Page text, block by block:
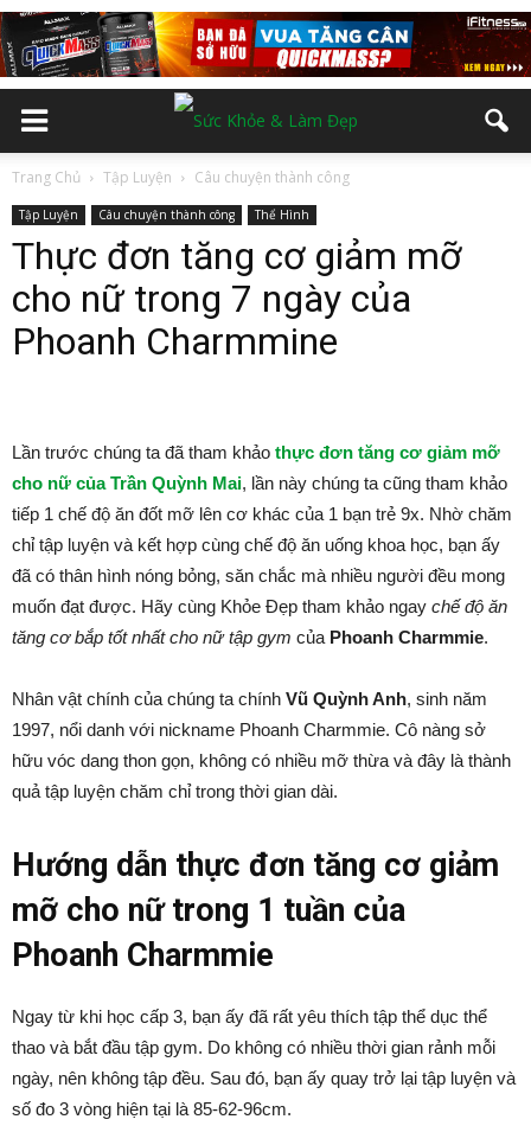
Trang Chủ Tập Luyện Câu chuyện thành công
Tập Luyện Câu chuyện thành công Thể Hình
Thực đơn tăng cơ giảm mỡ
cho nữ trong 7 ngày của
Phoanh Charmmine
Lần trước chúng ta đã tham khảo thực đơn tăng cơ giảm mỡ
cho nữ của Trần Quỳnh Mai, lần này chúng ta cũng tham khảo
tiếp 1 chế độ ăn đốt mỡ lên cơ khác của 1 bạn trẻ 9x. Nhờ chăm
chỉ tập luyện và kết hợp cùng chế độ ăn uống khoa học, bạn ấy
đã có thân hình nóng bỏng, săn chắc mà nhiều người đều mong
muốn đạt được. Hãy cùng Khỏe Đẹp tham khảo ngay chế độ ăn
tăng cơ bắp tốt nhất cho nữ tập gym của Phoanh Charmmie.
Nhân vật chính của chúng ta chính Vũ Quỳnh Anh, sinh năm
1997, nổi danh với nickname Phoanh Charmmie. Cô nàng sở
hữu vóc dang thon gọn, không có nhiều mỡ thừa và đây là thành
quả tập luyện chăm chỉ trong thời gian dài.
Hướng dẫn thực đơn tăng cơ giảm
mỡ cho nữ trong 1 tuần của
Phoanh Charmmie
Ngay từ khi học cấp 3, bạn ấy đã rất yêu thích tập thể dục thể
thao và bắt đầu tập gym. Do không có nhiều thời gian rảnh mỗi
ngày, nên không tập đều. Sau đó, bạn ấy quay trở lại tập luyện và
số đo 3 vòng hiện tại là 85-62-96cm.